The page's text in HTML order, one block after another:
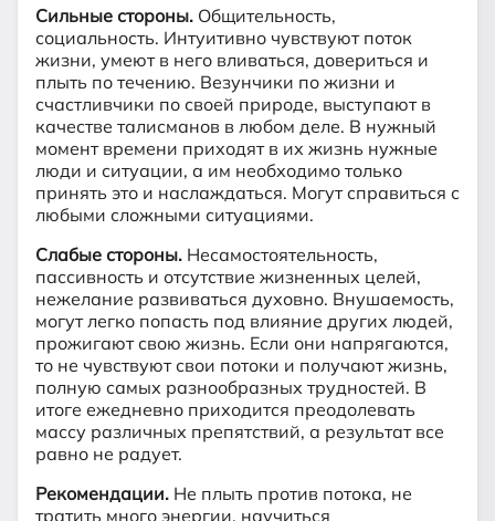
Сильные стороны. Общительность,
социальность. Интуитивно чувствуют поток
жизни, умеют в него вливаться, довериться и
плыть по течению. Везунчики по жизни и
счастливчики по своей природе, выступают в
качестве талисманов в любом деле. В нужный
момент времени приходят в их жизнь нужные
люди и ситуации, а им необходимо только
принять это и наслаждаться. Могут справиться с
любыми сложными ситуациями.
Слабые стороны. Несамостоятельность,
пассивность и отсутствие жизненных целей,
нежелание развиваться духовно. Внушаемость,
могут легко попасть под влияние других людей,
прожигают свою жизнь. Если они напрягаются,
то не чувствуют свои потоки и получают жизнь,
полную самых разнообразных трудностей. В
итоге ежедневно приходится преодолевать
массу различных препятствий, а результат все
равно не радует.
Рекомендации. Не плыть против потока, не
тратить много энергии, научиться